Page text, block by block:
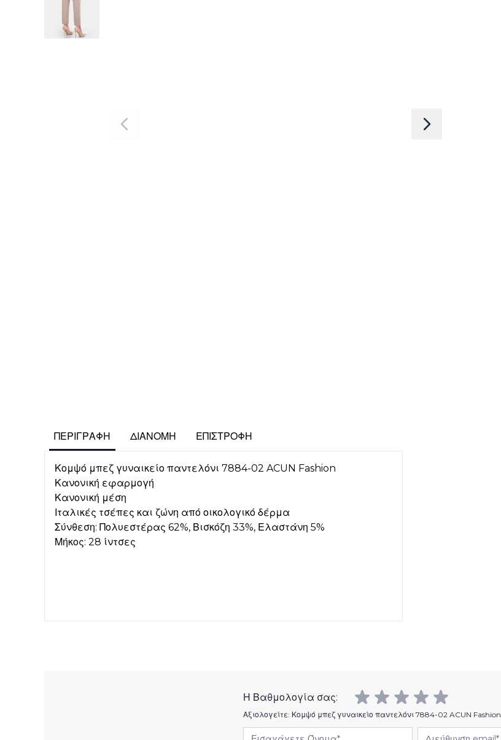
ΠΕΡΙΓΡΑΦΉ
Κομψό μπεζ γυναικείο παντελόνι 7884-02 ACUN Fashion
Κανονική εφαρμογή
Κανονική μέση
Ιταλικές τσέπες και ζώνη από οικολογικό δέρμα
Σύνθεση: Πολυεστέρας 62%, Βισκόζη 33%, Ελαστάνη 5%
Μήκος: 28 ίντσες
ΔΙΑΝΟΜΉ ΕΠΙΣΤΡΟΦΉ
Η Βαθμολογία σας:
Αξιολογείτε: Κομψό μπεζ γυναικείο παντελόνι 7884-02 ACUN Fashion
Εισαγάγετε Όνομα Διεύθυνση email